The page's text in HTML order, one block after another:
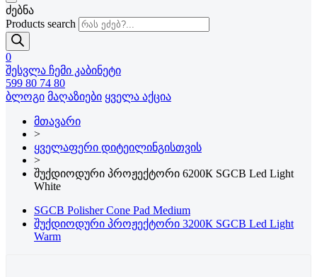
ძებნა
Products search
0
შესვლა ჩემი კაბინეტი
599 80 74 80
ბლოგი მაღაზიები ყველა აქცია
მთავარი
>
ყველაფერი დიტეილინგისთვის
>
შუქდიოდური პროჟექტორი 6200К SGCB Led Light
White
SGCB Polisher Cone Pad Medium
შუქდიოდური პროჟექტორი 3200К SGCB Led Light
Warm